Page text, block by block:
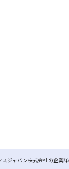
スジャパン株式会社の企業